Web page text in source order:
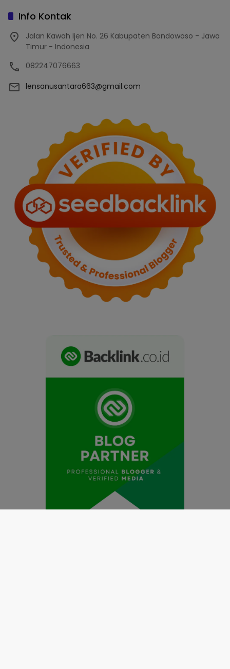
Info Kontak
Jalan Kawah Ijen No. 26 Kabupaten Bondowoso - Jawa
Timur - Indonesia
082247076663
lensanusantara663@gmail.com